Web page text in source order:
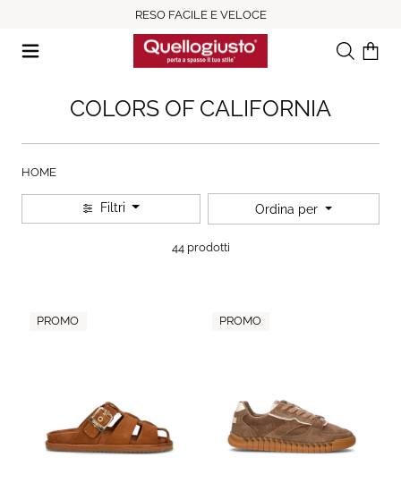
RESO FACILE E VELOCE
RicercaIl tuo
COLORS OF CALIFORNIA
HOME
Filtri Ordina per
44 prodotti
PROMO PROMO